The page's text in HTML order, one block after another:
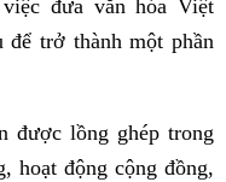
đưa văn hóa Việt
để trở thành một phần
được lồng ghép trong
hoạt động cộng đồng,